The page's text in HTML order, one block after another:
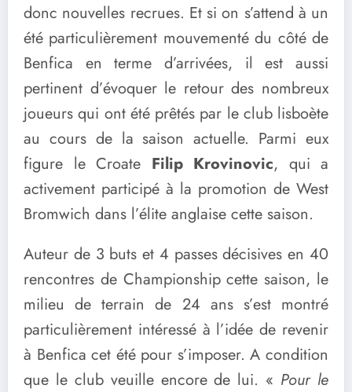
donc nouvelles recrues. Et si on s’attend à un
été particulièrement mouvementé du côté de
Benfica en terme d’arrivées, il est aussi
pertinent d’évoquer le retour des nombreux
joueurs qui ont été prêtés par le club lisboète
au cours de la saison actuelle. Parmi eux
figure le Croate Filip Krovinovic, qui a
activement participé à la promotion de West
Bromwich dans l’élite anglaise cette saison.
Auteur de 3 buts et 4 passes décisives en 40
rencontres de Championship cette saison, le
milieu de terrain de 24 ans s’est montré
particulièrement intéressé à l’idée de revenir
à Benfica cet été pour s’imposer. A condition
que le club veuille encore de lui. « Pour le